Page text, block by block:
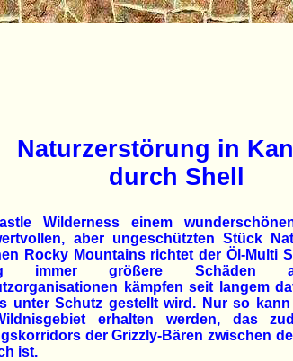
Naturzerstörung in
durch Shell
Wilderness einem
aber ungeschützten Stück
Rocky Mountains richtet der Öl-Multi
immer größere Schäden
kämpfen seit langem
unter Schutz gestellt wird. Nur so
erhalten werden, das
der Grizzly-Bären zwischen
ist.